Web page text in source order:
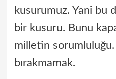
kusurumuz. Yani bu
bir kusuru. Bunu
milletin sorumluluğu.
bırakmamak.